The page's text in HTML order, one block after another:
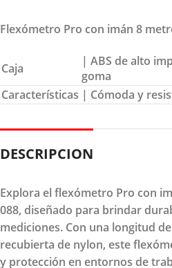
Flexómetro Pro con imán 8
Caja
| ABS de alto
goma
Características | Cómoda y
DESCRIPCION
Explora el flexómetro Pro con
088, diseñado para brindar
mediciones. Con una longitud
recubierta de nylon, este
y protección en entornos de